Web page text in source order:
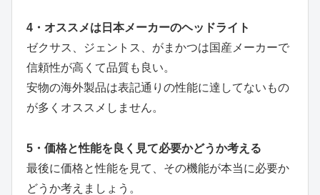
4・オススメは日本メーカーのヘッドライト
ゼクサス、ジェントス、がまかつは国産メーカーで
信頼性が高くて品質も良い。
安物の海外製品は表記通りの性能に達してないもの
が多くオススメしません。
5・価格と性能を良く見て必要かどうか考える
最後に価格と性能を見て、その機能が本当に必要か
どうか考えましょう。